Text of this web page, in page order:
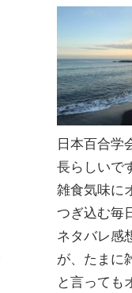
日本百合学
長らしいで
雑食気味に
つぎ込む毎
ネタバレ感
が、たまに
と言っても